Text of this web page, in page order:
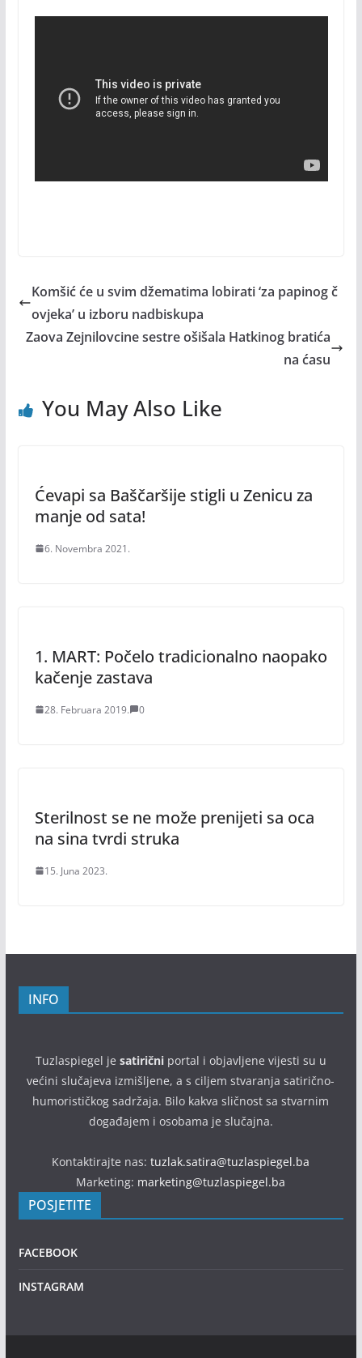
Komšić će u svim džematima lobirati ‘za papinog č
ovjeka’ u izboru nadbiskupa
Zaova Zejnilovcine sestre ošišala Hatkinog bratića
na ćasu
You May Also Like
Ćevapi sa Baščaršije stigli u Zenicu za
manje od sata!
6. Novembra 2021.
1. MART: Počelo tradicionalno naopako
kačenje zastava
28. Februara 2019. 0
Sterilnost se ne može prenijeti sa oca
na sina tvrdi struka
15. Juna 2023.
INFO
Tuzlaspiegel je satiričniportal i objavljene vijesti su u
većini slučajeva izmišljene, a s ciljem stvaranja satirično-
humorističkog sadržaja. Bilo kakva sličnost sa stvarnim
događajem i osobama je slučajna.
Kontaktirajte nas:tuzlak.satira@tuzlaspiegel.ba
Marketing: marketing@tuzlaspiegel.ba
POSJETITE
FACEBOOK
INSTAGRAM